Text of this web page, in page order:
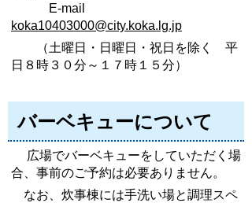
E-mail
koka10403000@city.koka.lg.jp
（土曜日・日曜日・祝日を除く 平
日８時３０分～１７時１５分）
バーベキューについて
広場でバーベキューをしていただく場
合、事前のご予約は必要ありません。
なお、炊事棟には手洗い場と調理スペ